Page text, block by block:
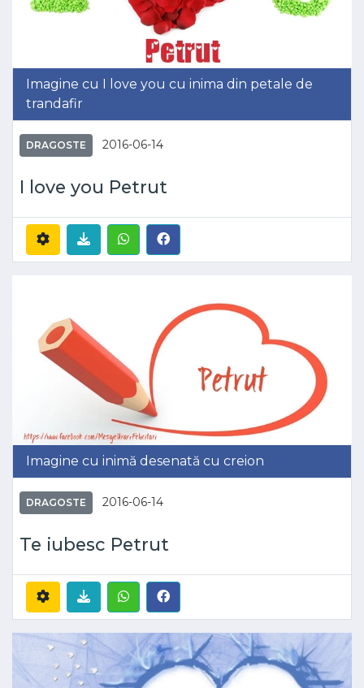
Imagine cu I love you cu inima din petale de
trandafir
DRAGOSTE 2016-06-14
I love you Petrut
Imagine cu inimă desenată cu creion
DRAGOSTE 2016-06-14
Te iubesc Petrut